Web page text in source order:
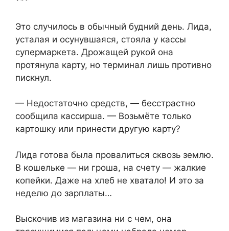
Это случилось в обычный будний день. Лида,
усталая и осунувшаяся, стояла у кассы
супермаркета. Дрожащей рукой она
протянула карту, но терминал лишь противно
пискнул.
— Недостаточно средств, — бесстрастно
сообщила кассирша. — Возьмёте только
картошку или принести другую карту?
Лида готова была провалиться сквозь землю.
В кошельке — ни гроша, на счету — жалкие
копейки. Даже на хлеб не хватало! И это за
неделю до зарплаты…
Выскочив из магазина ни с чем, она